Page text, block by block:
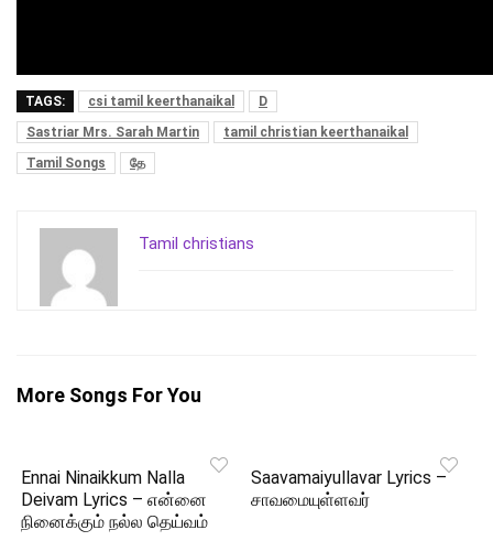
TAGS: csi tamil keerthanaikal
D
Sastriar Mrs. Sarah Martin
tamil christian keerthanaikal
Tamil Songs
தே
Tamil christians
More Songs For You
Ennai Ninaikkum Nalla
Deivam Lyrics – என்னை
நினைக்கும் நல்ல தெய்வம்
Saavamaiyullavar Lyrics –
சாவமையுள்ளவர்